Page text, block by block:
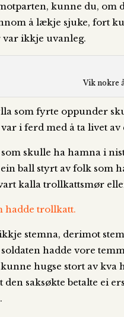
kunne du, om
å lækje sjuke, fort
var ikkje uvanleg.
Vik nokre
som fyrte oppunder
i ferd med å ta livet
skulle ha hamna i
ball styrt av folk som
kalla trollkattsmør
hadde trollkatt.
stemna, derimot
hadde vore
hugse stort av kva
den saksøkte betalte ei